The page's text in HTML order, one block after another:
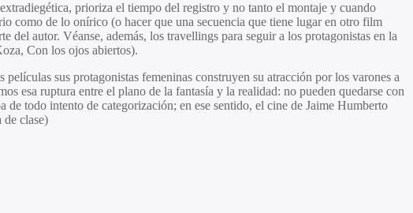
prioriza el tiempo del registro y no tanto el montaje y cuando
como de lo onírico (o hacer que una secuencia que tiene lugar en otro film
autor. Véanse, además, los travellings para seguir a los protagonistas en la
Con los ojos abiertos).
sus protagonistas femeninas construyen su atracción por los varones a
esa ruptura entre el plano de la fantasía y la realidad: no pueden quedarse con
todo intento de categorización; en ese sentido, el cine de Jaime Humberto
clase)